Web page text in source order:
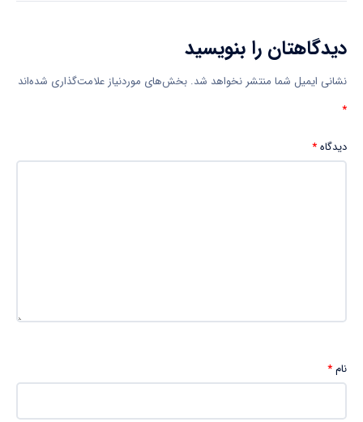
دیدگاهتان را بنویسید
نشانی ایمیل شما منتشر نخواهد شد. بخش‌های موردنیاز علامت‌گذاری شده‌اند
*
دیدگاه*
نام*